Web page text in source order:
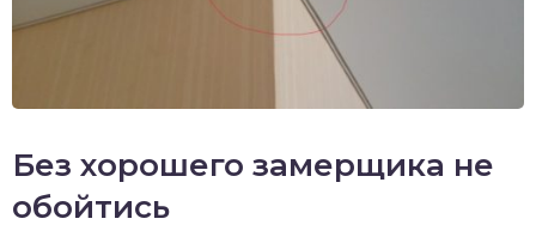
Без хорошего замерщика не
обойтись